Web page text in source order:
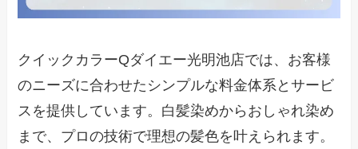
クイックカラーQダイエー光明池店では、お客様
のニーズに合わせたシンプルな料金体系とサービ
スを提供しています。白髪染めからおしゃれ染め
まで、プロの技術で理想の髪色を叶えられます。